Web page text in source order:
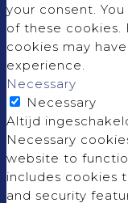
your consent.
of these
cookies may
experience.
Necessary
Necessary
Altijd
Necessary
website to
includes cookies
and security